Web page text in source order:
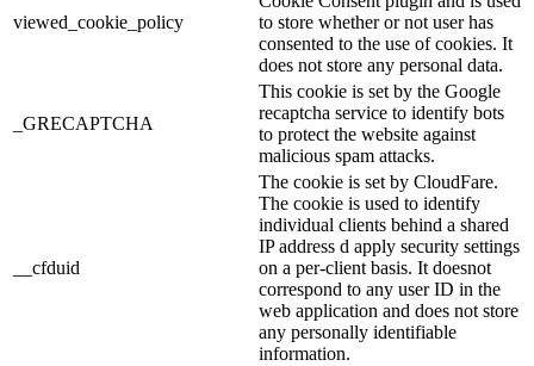
viewed_cookie_policy
to store whether or not user has
consented to the use of cookies. It
does not store any personal data.
_GRECAPTCHA
This cookie is set by the Google
recaptcha service to identify bots
to protect the website against
malicious spam attacks.
__cfduid
The cookie is set by CloudFare.
The cookie is used to identify
individual clients behind a shared
IP address d apply security settings
on a per-client basis. It doesnot
correspond to any user ID in the
web application and does not store
any personally identifiable
information.